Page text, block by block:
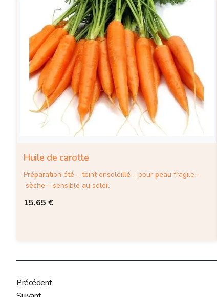
Huile de carotte
15,65 €
Préparation été – teint ensoleillé – pour peau fragile –
sèche – sensible au soleil
Précédent